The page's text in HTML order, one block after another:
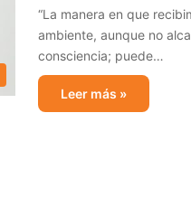
“La manera en que
ambiente, aunque no
consciencia; puede…
Leer más »